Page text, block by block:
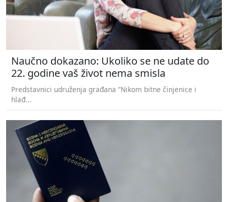
Naučno dokazano: Ukoliko se ne udate do
22. godine vaš život nema smisla
Predstavnici udruženja građana “Nikom bitne činjenice i
hlađ...